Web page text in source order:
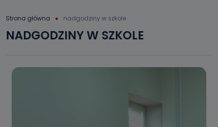
Strona główna nadgodziny w szkole
NADGODZINY W SZKOLE